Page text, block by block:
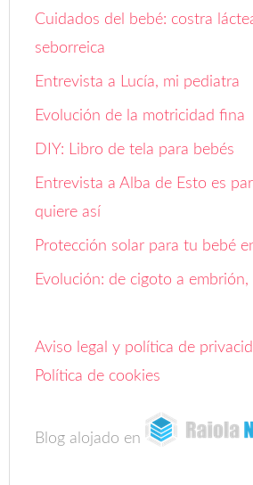
Cuidados del bebé: costra
seborreica
Entrevista a Lucía, mi pediatra
Evolución de la motricidad fina
DIY: Libro de tela para bebés
Entrevista a Alba de Esto es
quiere así
Protección solar para tu bebé
Evolución: de cigoto a
Aviso legal y política de
Política de cookies
Blog alojado en